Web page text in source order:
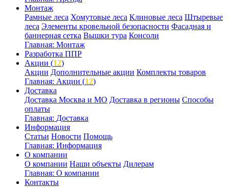
Монтаж
Рамные леса Хомутовые леса Клиновые леса Штыревые
леса Элементы кровельной безопасности Фасадная и
баннерная сетка Вышки тура Консоли
Главная: Монтаж
Разработка ППР
Акции (12)
Акции Дополнительные акции Комплекты товаров
Главная: Акции (12)
Доставка
Доставка Москва и МО Доставка в регионы Способы
оплаты
Главная: Доставка
Информация
Статьи Новости Помощь
Главная: Информация
О компании
О компании Наши объекты Дилерам
Главная: О компании
Контакты